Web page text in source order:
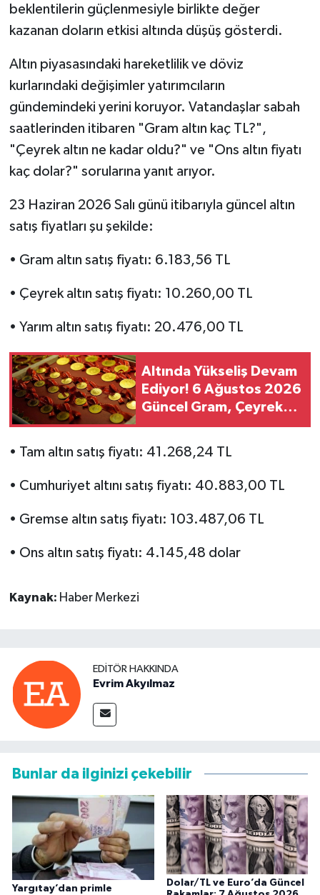
beklentilerin güçlenmesiyle birlikte değer
kazanan doların etkisi altında düşüş gösterdi.
Altın piyasasındaki hareketlilik ve döviz
kurlarındaki değişimler yatırımcıların
gündemindeki yerini koruyor. Vatandaşlar sabah
saatlerinden itibaren "Gram altın kaç TL?",
"Çeyrek altın ne kadar oldu?" ve "Ons altın fiyatı
kaç dolar?" sorularına yanıt arıyor.
23 Haziran 2026 Salı günü itibarıyla güncel altın
satış fiyatları şu şekilde:
• Gram altın satış fiyatı: 6.183,56 TL
• Çeyrek altın satış fiyatı: 10.260,00 TL
• Yarım altın satış fiyatı: 20.476,00 TL
Altında Yükseliş Devam
Ediyor! 6 Ağustos 2026
Güncel Gram, Çeyrek
ve Yarım Altın Fiyatları
• Tam altın satış fiyatı: 41.268,24 TL
• Cumhuriyet altını satış fiyatı: 40.883,00 TL
• Gremse altın satış fiyatı: 103.487,06 TL
• Ons altın satış fiyatı: 4.145,48 dolar
Kaynak: Haber Merkezi
EDITÖR HAKKINDA
Evrim Akyılmaz
Bunlar da ilginizi çekebilir
Yargıtay’dan primle
Dolar/TL ve Euro’da Güncel